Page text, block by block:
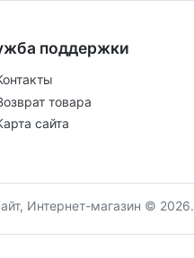
поддержки
товара
сайта
Интернет-магазин © 2026.